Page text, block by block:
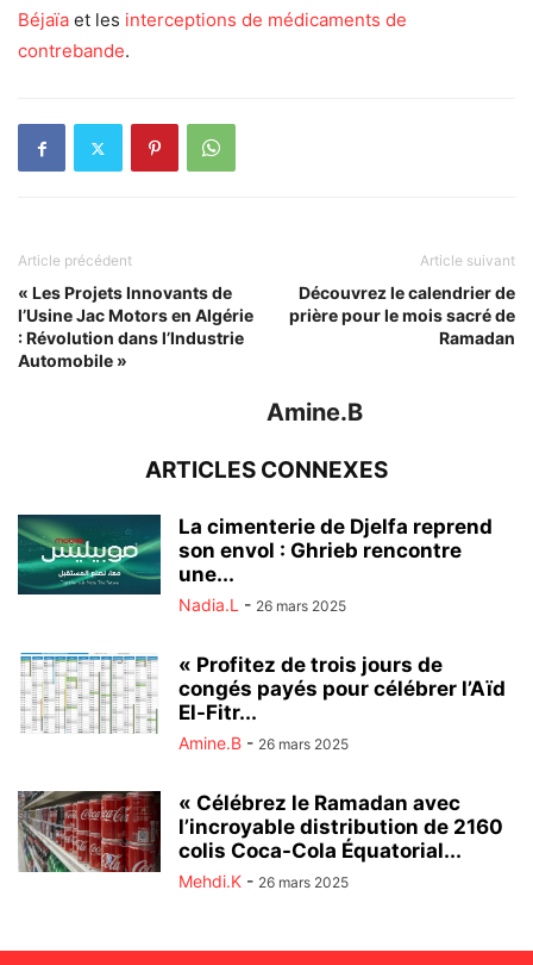
Béjaïa et les interceptions de médicaments de
contrebande.
Article précédent
« Les Projets Innovants de
l’Usine Jac Motors en Algérie
: Révolution dans l’Industrie
Automobile »
Article suivant
Découvrez le calendrier de
prière pour le mois sacré de
Ramadan
Amine.B
ARTICLES CONNEXES
La cimenterie de Djelfa reprend
son envol : Ghrieb rencontre
une...
Nadia.L - 26 mars 2025
« Profitez de trois jours de
congés payés pour célébrer l’Aïd
El-Fitr...
Amine.B - 26 mars 2025
« Célébrez le Ramadan avec
l’incroyable distribution de 2160
colis Coca-Cola Équatorial...
Mehdi.K - 26 mars 2025